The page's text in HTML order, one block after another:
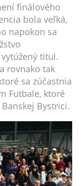
finálového
bola veľká,
napokon sa
titul.
rovnako tak
sa zúčastnia
Futbale, ktoré
Bystrici.